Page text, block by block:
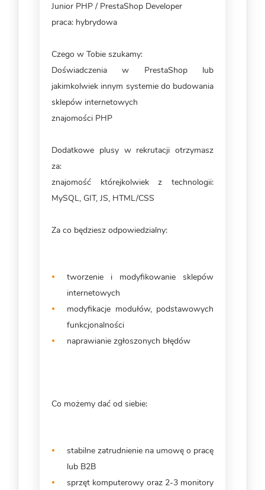
Junior PHP / PrestaShop Developer
praca: hybrydowa
Czego w Tobie szukamy:
Doświadczenia w PrestaShop lub
jakimkolwiek innym systemie do budowania
sklepów internetowych
znajomości PHP
Dodatkowe plusy w rekrutacji otrzymasz
za:
znajomość którejkolwiek z technologii:
MySQL, GIT, JS, HTML/CSS
Za co będziesz odpowiedzialny:
tworzenie i modyfikowanie sklepów
internetowych
modyfikacje modułów, podstawowych
funkcjonalności
naprawianie zgłoszonych błędów
Co możemy dać od siebie:
stabilne zatrudnienie na umowę o pracę
lub B2B
sprzęt komputerowy oraz 2-3 monitory